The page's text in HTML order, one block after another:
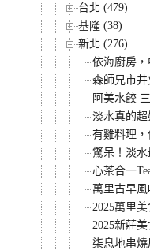
台北 (479)
基隆 (38)
新北 (276)
依海廚房
森師兄市
阿美水餃
淡水真的超
有雞料理
驚呆！淡
心茶合一
萬里古早
2025萬里
2025新莊
柒息地串